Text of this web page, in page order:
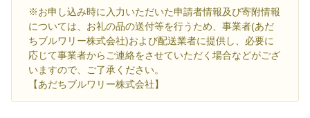
※お申し込み時に入力いただいた申請者情報及び寄附情報
については、お礼の品の送付等を行うため、事業者(あだ
ちブルワリー株式会社)および配送業者に提供し、必要に
応じて事業者からご連絡をさせていただく場合などがござ
いますので、ご了承ください。
【あだちブルワリー株式会社】